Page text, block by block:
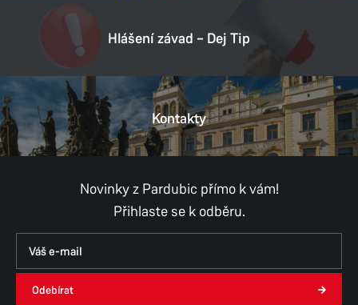
Hlášení závad – Dej Tip
Kontakty
Novinky z Pardubic přímo k vám!
Přihlaste se k odběru.
Odebírat